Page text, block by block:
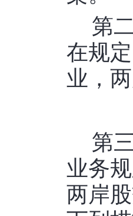
第
在规
业，
第
业务
两岸